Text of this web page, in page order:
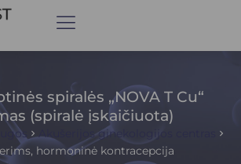
spiralės „NOVA T Cu“
(spiralė įskaičiuota)
Akušerijos ginekologijos centras
hormoninė kontracepcija